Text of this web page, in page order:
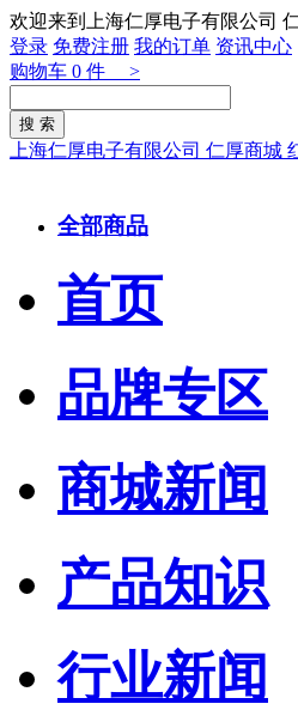
欢迎来到上海仁厚电子有限公司
登录 免费注册 我的订单 资讯中心
购物车 0 件 >
上海仁厚电子有限公司 仁厚商城
全部商品
首页
品牌专区
商城新闻
产品知识
行业新闻